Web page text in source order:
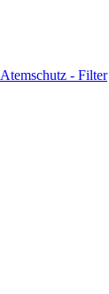
Atemschutz - Filter